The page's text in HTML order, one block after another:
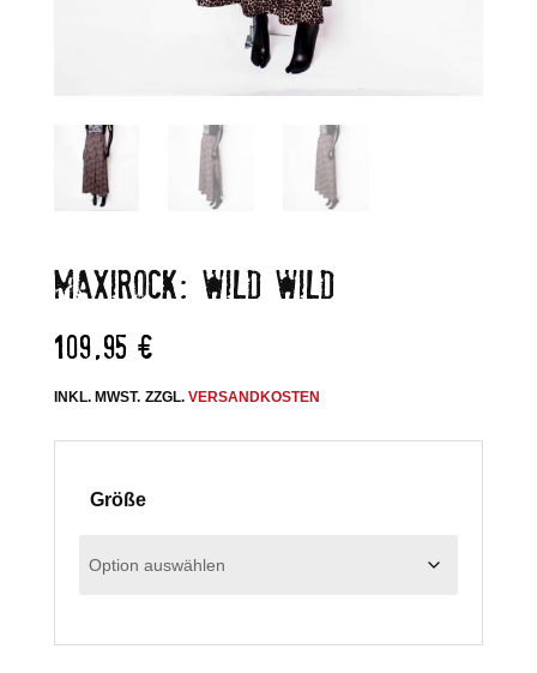
MAXIROCK: WILD WILD
109,95 €
INKL. MWST. ZZGL. VERSANDKOSTEN
Größe